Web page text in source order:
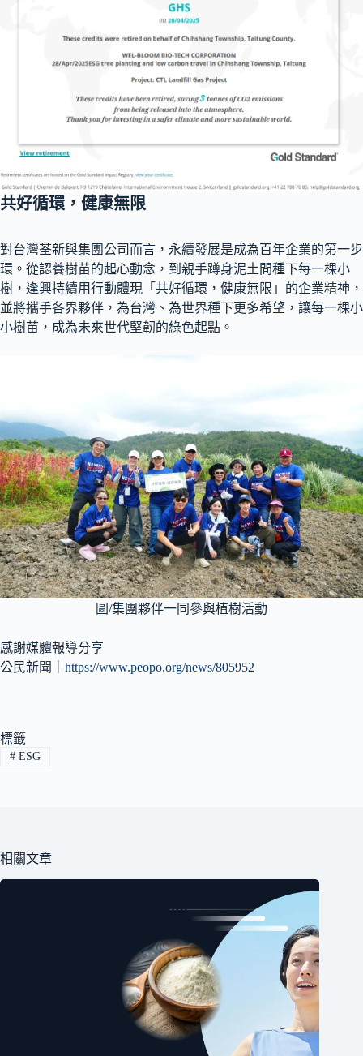
共好循環，健康無限
對台灣荃新與集團公司而言，永續發展是成為百年企業的第一步
環。從認養樹苗的起心動念，到親手蹲身泥土間種下每一棵小
樹，逢興持續用行動體現「共好循環，健康無限」的企業精神，
並將攜手各界夥伴，為台灣、為世界種下更多希望，讓每一棵小
小樹苗，成為未來世代堅韌的綠色起點。
圖/集團夥伴一同參與植樹活動
感謝媒體報導分享
公民新聞｜ https://www.peopo.org/news/805952
標籤
#ESG
相關文章